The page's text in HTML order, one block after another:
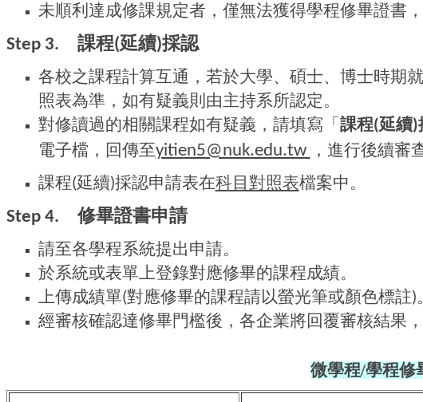
未順利達成修課規定者，僅無法獲得學程修畢證書
Step 3. 課程(延續)採認
各校之課程計算互通，若於大學、碩士、博士時期
照表為準，如有疑義則由主持系所認定。
對修讀過的相關課程如有疑義，請填寫「 課程(延續)
電子檔，回傳至yitien5@nuk.edu.tw
，進行後續審
課程(延續)採認申請表在科目對照表檔案中。
Step 4. 修畢證書申請
請至各學程系統提出申請。
於系統或表單上登錄對應修畢的課程成績。
上傳成績單(對應修畢的課程請以螢光筆或顏色標註)。
經審核確認達修畢門檻後，各企業將回覆審核結果
微學程/學程修